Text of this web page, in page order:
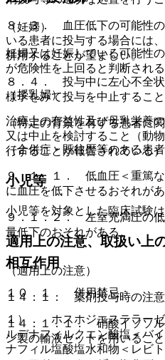
（妊婦）
妊婦又は妊娠している可能性
が危険性を上回ると判断され
（授乳婦）
治療上の有益性及び母乳栄養
又は中止を検討すること（動
行することが報告されている）
小児等
小児等を対象とした臨床試験
適用上の注意、取扱い上
（適用上の注意）
１４．１． 薬剤投与時の注意
１４．１．１． 硝酸イソソ
ン製の輸液セットを用いること
８．３． 血圧低下の可能性
いる患者に投与する場合には
併用することが望ましい。
８．４． 投与中に左心不全
様子をみて投与を中止すること
（特定の背景を有する患者に
（合併症・既往歴等のある患者
９．１．１． 低血圧＜重篤
に血圧を低下させるおそれが
９．１．２． 左室充満圧の
量低下のおそれがある。
相互作用
１０．１． 併用禁忌：
１）． ホスホジエステラー
ルデナフィルクエン酸塩＜バ
ナフィル塩酸塩水和物＜レビ